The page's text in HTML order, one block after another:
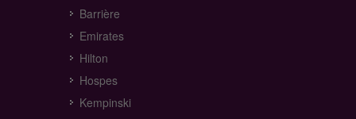
Barrière
Emirates
Hilton
Hospes
Kempinski